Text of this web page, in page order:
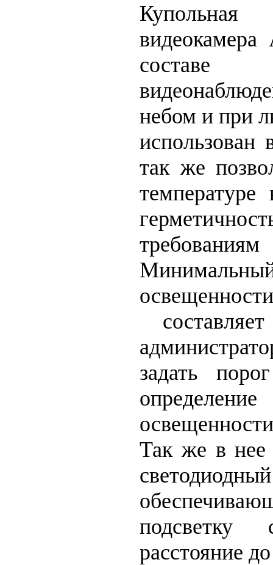
составе
небом и при
использован
так же
задать
Так же в нее
подсветку
расстояние